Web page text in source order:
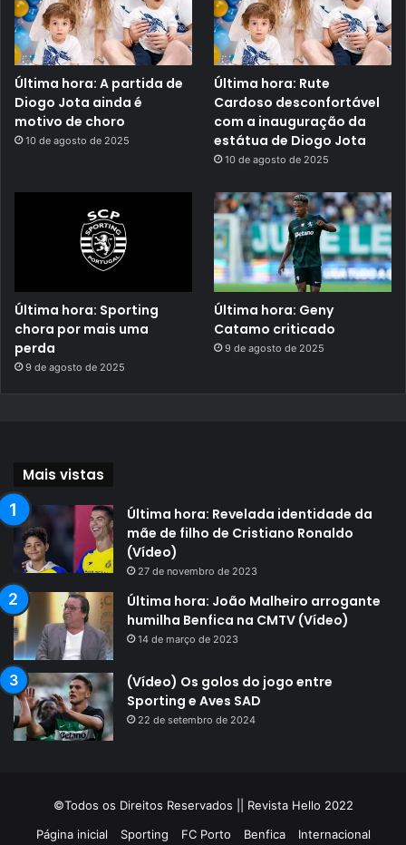
Última hora: A partida de
Diogo Jota ainda é
motivo de choro
10 de agosto de 2025
Última hora: Rute
Cardoso desconfortável
com a inauguração da
estátua de Diogo Jota
10 de agosto de 2025
Última hora: Sporting
chora por mais uma
perda
9 de agosto de 2025
Última hora: Geny
Catamo criticado
9 de agosto de 2025
Mais vistas
Última hora: Revelada identidade da
mãe de filho de Cristiano Ronaldo
(Vídeo)
27 de novembro de 2023
Última hora: João Malheiro arrogante
humilha Benfica na CMTV (Vídeo)
14 de março de 2023
(Vídeo) Os golos do jogo entre
Sporting e Aves SAD
22 de setembro de 2024
©Todos os Direitos Reservados || Revista Hello 2022
Página inicial
Sporting FC Porto Benfica Internacional